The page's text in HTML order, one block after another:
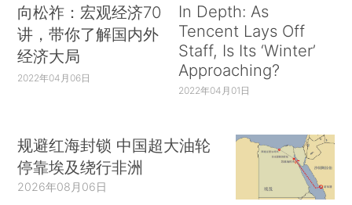
向松祚：宏观经济70
讲，带你了解国内外
经济大局
2022年04月06日
In Depth: As
Tencent Lays Off
Staff, Is Its ‘Winter’
Approaching?
2022年04月01日
规避红海封锁 中国超大油轮
停靠埃及绕行非洲
2026年08月06日